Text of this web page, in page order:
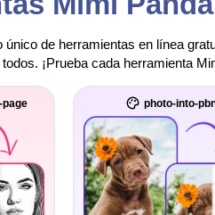
único de herramientas en línea
¡Prueba cada herramienta
photo-into-